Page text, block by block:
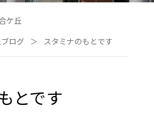
ケ丘
ログ ＞ スタミナのもとです
とです